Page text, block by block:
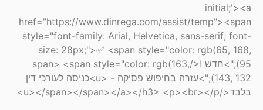
initial;'><a
href="https://www.dinrega.com/assist/temp"><span
style="font-family: Arial, Helvetica, sans-serif; font-
size: 28px;">✅ <span style="color: rgb(65, 168,
95);">חדש !</span> <span style="color: rgb(163,
143, 132);">עזרה בחיפוש פסיקה - <u>כניסה לעורכי דין
בלבד</u></span></span></a></h3> <p><br></p>